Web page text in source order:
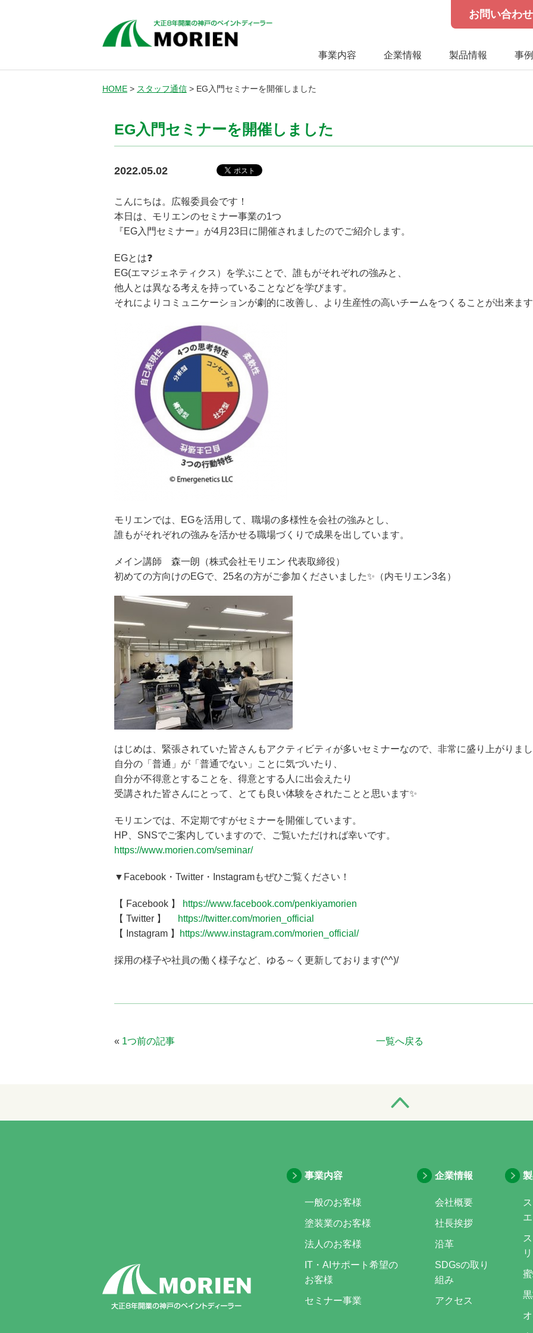
お問い合わ
事業内容 企業情報 製品情報 事
HOME > スタッフ通信 > EG入門セミナーを開催しました
EG入門セミナーを開催しました
2022.05.02
こんにちは。広報委員会です！
本日は、モリエンのセミナー事業の1つ
『EG入門セミナー』が4月23日に開催されましたのでご紹介します。
EGとは❓
EG(エマジェネティクス）を学ぶことで、誰もがそれぞれの強みと、
他人とは異なる考えを持っていることなどを学びます。
それによりコミュニケーションが劇的に改善し、より生産性の高いチームをつくることが出来ます
モリエンでは、EGを活用して、職場の多様性を会社の強みとし、
誰もがそれぞれの強みを活かせる職場づくりで成果を出しています。
メイン講師 森一朗（株式会社モリエン 代表取締役）
初めての方向けのEGで、25名の方がご参加くださいました✨（内モリエン3名）
はじめは、緊張されていた皆さんもアクティビティが多いセミナーなので、非常に盛り上がりま
自分の「普通」が「普通でない」ことに気づいたり、
自分が不得意とすることを、得意とする人に出会えたり
受講された皆さんにとって、とても良い体験をされたことと思います✨
モリエンでは、不定期ですがセミナーを開催しています。
HP、SNSでご案内していますので、ご覧いただければ幸いです。
https://www.morien.com/seminar/
▼Facebook・Twitter・Instagramもぜひご覧ください！
【 Facebook 】
https://www.facebook.com/penkiyamorien
【 Twitter 】
https://twitter.com/morien_official
【 Instagram 】
https://www.instagram.com/morien_official/
採用の様子や社員の働く様子など、ゆる～く更新しております(^^)/
« 1つ前の記事 一覧へ戻る
事業内容
一般のお客様
塗装業のお客様
法人のお客様
IT・AIサポート希望の
お客様
セミナー事業
企業情報
会社概要
社長挨拶
沿革
SDGsの取り
組み
アクセス